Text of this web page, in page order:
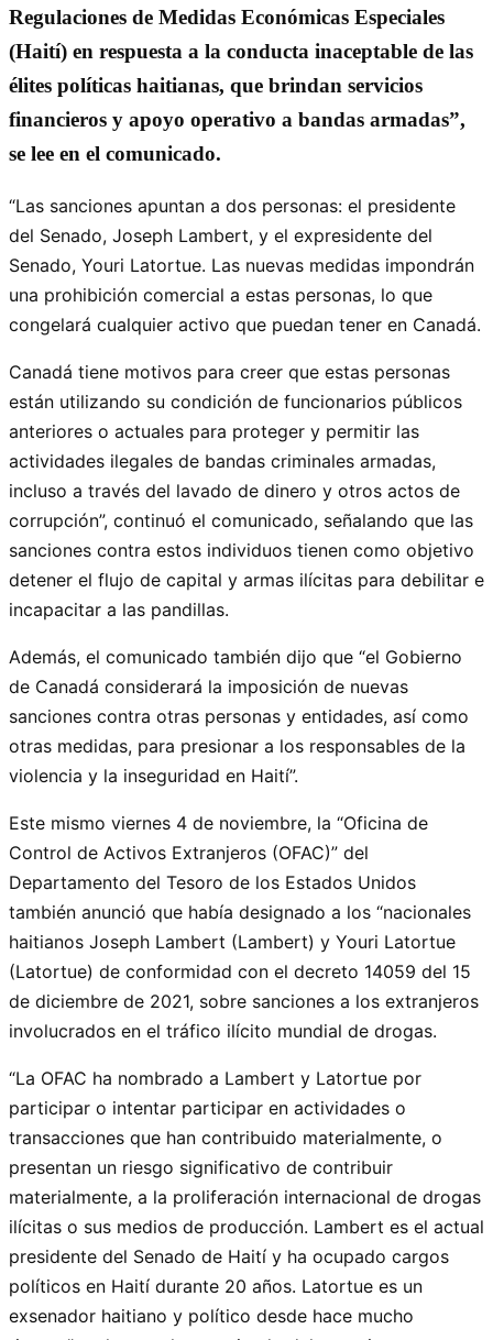
Regulaciones de Medidas Económicas Especiales
(Haití) en respuesta a la conducta inaceptable de las
élites políticas haitianas, que brindan servicios
financieros y apoyo operativo a bandas armadas”,
se lee en el comunicado.
“Las sanciones apuntan a dos personas: el presidente
del Senado, Joseph Lambert, y el expresidente del
Senado, Youri Latortue. Las nuevas medidas impondrán
una prohibición comercial a estas personas, lo que
congelará cualquier activo que puedan tener en Canadá.
Canadá tiene motivos para creer que estas personas
están utilizando su condición de funcionarios públicos
anteriores o actuales para proteger y permitir las
actividades ilegales de bandas criminales armadas,
incluso a través del lavado de dinero y otros actos de
corrupción”, continuó el comunicado, señalando que las
sanciones contra estos individuos tienen como objetivo
detener el flujo de capital y armas ilícitas para debilitar e
incapacitar a las pandillas.
Además, el comunicado también dijo que “el Gobierno
de Canadá considerará la imposición de nuevas
sanciones contra otras personas y entidades, así como
otras medidas, para presionar a los responsables de la
violencia y la inseguridad en Haití”.
Este mismo viernes 4 de noviembre, la “Oficina de
Control de Activos Extranjeros (OFAC)” del
Departamento del Tesoro de los Estados Unidos
también anunció que había designado a los “nacionales
haitianos Joseph Lambert (Lambert) y Youri Latortue
(Latortue) de conformidad con el decreto 14059 del 15
de diciembre de 2021, sobre sanciones a los extranjeros
involucrados en el tráfico ilícito mundial de drogas.
“La OFAC ha nombrado a Lambert y Latortue por
participar o intentar participar en actividades o
transacciones que han contribuido materialmente, o
presentan un riesgo significativo de contribuir
materialmente, a la proliferación internacional de drogas
ilícitas o sus medios de producción. Lambert es el actual
presidente del Senado de Haití y ha ocupado cargos
políticos en Haití durante 20 años. Latortue es un
exsenador haitiano y político desde hace mucho